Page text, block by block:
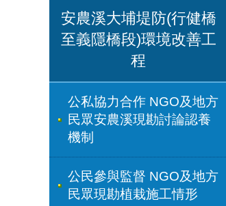
安農溪大埔堤防(行健橋
至義隱橋段)環境改善工
程
公私協力合作 NGO及地方
民眾安農溪現勘討論認養
機制
公民參與監督 NGO及地方
民眾現勘植栽施工情形